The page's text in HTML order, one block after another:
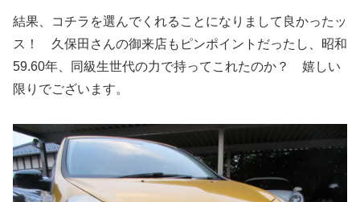
結果、コチラを選んでくれることになりまして良かったッ
ス！ 久保田さんの御来店もピンポイントだったし、昭和
59.60年、同級生世代の力で持ってこれたのか？ 嬉しい
限りでございます。